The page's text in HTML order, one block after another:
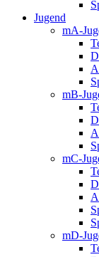
Jugend
mA-
mB-
mC-
mD-